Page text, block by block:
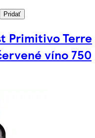
Pridať
Primitivo Terre
víno 750